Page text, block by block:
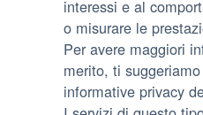
interessi e al
o misurare le
Per avere maggiori
merito, ti
informative privacy